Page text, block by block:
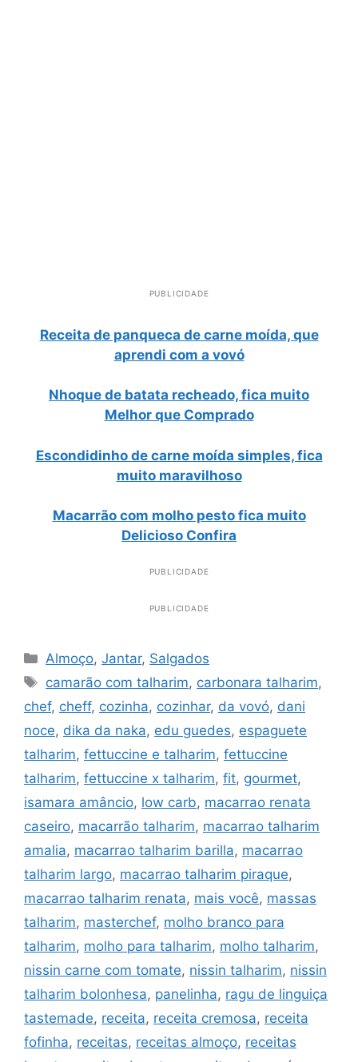
PUBLICIDADE
Receita de panqueca de carne moída, que
aprendi com a vovó
Nhoque de batata recheado, fica muito
Melhor que Comprado
Escondidinho de carne moída simples, fica
muito maravilhoso
Macarrão com molho pesto fica muito
Delicioso Confira
PUBLICIDADE
PUBLICIDADE
Categorias
Almoço,Jantar, Salgados
Tags
camarão com talharim, carbonara talharim,
chef, cheff, cozinha, cozinhar, da vovó, dani
noce, dika da naka, edu guedes, espaguete
talharim, fettuccine e talharim, fettuccine
talharim, fettuccine x talharim, fit, gourmet,
isamara amâncio, low carb, macarrao renata
caseiro, macarrão talharim, macarrao talharim
amalia, macarrao talharim barilla, macarrao
talharim largo, macarrao talharim piraque,
macarrao talharim renata, mais você, massas
talharim, masterchef, molho branco para
talharim, molho para talharim, molho talharim,
nissin carne com tomate, nissin talharim, nissin
talharim bolonhesa, panelinha, ragu de linguiça
tastemade, receita, receita cremosa, receita
fofinha, receitas, receitas almoço, receitas